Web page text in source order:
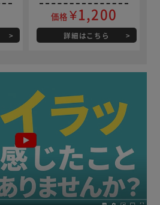
価格 ¥1,200
詳細はこちら